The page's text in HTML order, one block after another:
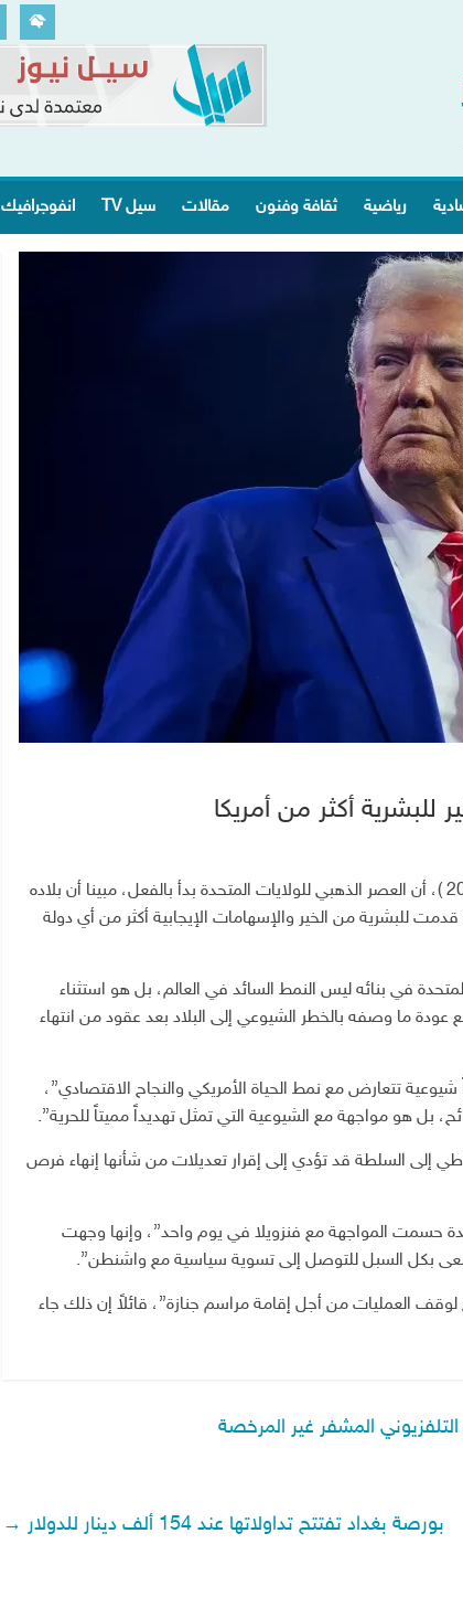
رياضية ثقافة وفنون مقالات سيل TV انفوجرافيك
أكثر من أمريكا
أكد الرئيس الأمريكي دونالد ترامب، اليوم السبت ( 4 تموز 2026 )، أن العصر الذهبي للولايات المتحدة بدأ بالفعل، مبينا أن بلاده
للبشرية من الخير والإسهامات الإيجابية أكثر من أي دولة
في بنائه ليس النمط السائد في العالم، بل هو استثناء
عودة ما وصفه بالخطر الشيوعي إلى البلاد بعد عقود من انتهاء
تتعارض مع نمط الحياة الأمريكي والنجاح الاقتصادي”،
بل هو مواجهة مع الشيوعية التي تمثل تهديداً مميتاً للحرية”.
إلى السلطة قد تؤدي إلى إقرار تعديلات من شأنها إنهاء فرص
حسمت المواجهة مع فنزويلا في يوم واحد”، وإنها وجهت
يسعى بكل السبل للتوصل إلى تسوية سياسية مع واشنطن”.
لوقف العمليات من أجل إقامة مراسم جنازة”، قائلاً إن ذلك جاء
المشفر غير المرخصة
بورصة بغداد تفتتح تداولاتها عند 154 ألف دينار للدولار →